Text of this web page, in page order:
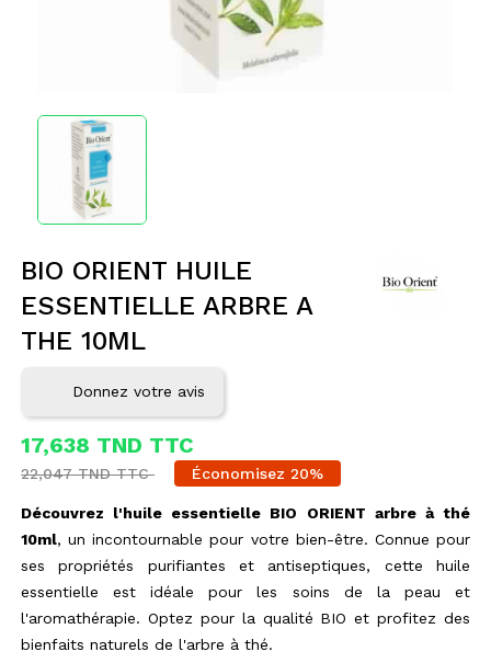
BIO ORIENT HUILE
ESSENTIELLE ARBRE A
THE 10ML
Donnez votre avis
17,638 TND TTC
22,047 TND TTC Économisez 20%
Découvrez l'huile essentielle BIO ORIENT arbre à thé
10ml, un incontournable pour votre bien-être. Connue pour
ses propriétés purifiantes et antiseptiques, cette huile
essentielle est idéale pour les soins de la peau et
l'aromathérapie. Optez pour la qualité BIO et profitez des
bienfaits naturels de l'arbre à thé.